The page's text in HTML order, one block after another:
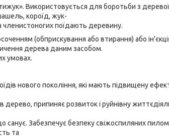
Використовується для боротьби з
короїд, жук-
членистоногих поїдають деревину.
(обприскування або втирання) або
дерева даним засобом.
умовах.
нового покоління, які мають підвищену
припиняє розвиток і руйнівну
санує. Забезпечує безпеку свіжоспиляних
та